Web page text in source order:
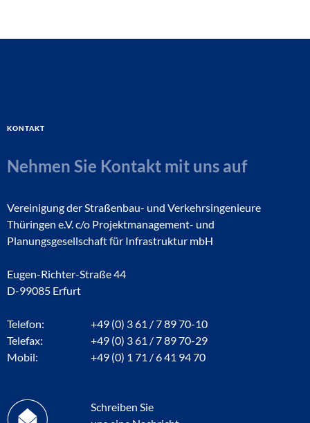
Kontakt
Nehmen Sie Kontakt mit uns auf
Vereinigung der Straßenbau- und Verkehrsingenieure
Thüringen e.V. c/o Projektmanagement- und
Planungsgesellschaft für Infrastruktur mbH
Eugen-Richter-Straße 44
D-99085 Erfurt
Telefon:
+49 (0) 3 61 / 7 89 70-10
Telefax:
+49 (0) 3 61 / 7 89 70-29
Mobil:
+49 (0) 1 71 / 6 41 94 70
Schreiben Sie